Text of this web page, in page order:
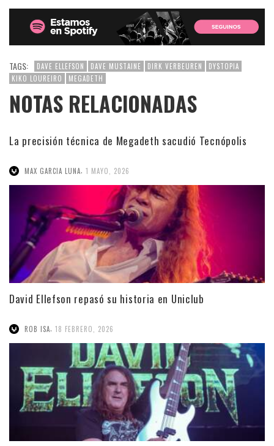
TAGS: DAVE ELLEFSON DAVE MUSTAINE DIRK VERBEUREN
DYSTOPIA
KIKO LOUREIRO
MEGADETH
NOTAS RELACIONADAS
La precisión técnica de Megadeth sacudió Tecnópolis
MAX GARCIA LUNA, 1 MAYO, 2026
David Ellefson repasó su historia en Uniclub
ROB ISA 18 FEBRERO, 2026